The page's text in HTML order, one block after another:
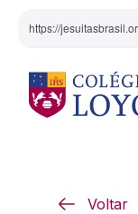
https://
Voltar